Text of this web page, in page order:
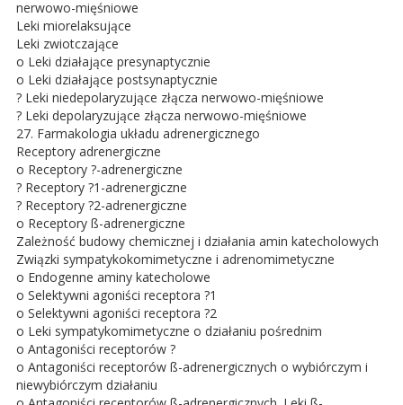
nerwowo-mięśniowe
Leki miorelaksujące
Leki zwiotczające
o Leki działające presynaptycznie
o Leki działające postsynaptycznie
? Leki niedepolaryzujące złącza nerwowo-mięśniowe
? Leki depolaryzujące złącza nerwowo-mięśniowe
27. Farmakologia układu adrenergicznego
Receptory adrenergiczne
o Receptory ?-adrenergiczne
? Receptory ?1-adrenergiczne
? Receptory ?2-adrenergiczne
o Receptory ß-adrenergiczne
Zależność budowy chemicznej i działania amin katecholowych
Związki sympatykokomimetyczne i adrenomimetyczne
o Endogenne aminy katecholowe
o Selektywni agoniści receptora ?1
o Selektywni agoniści receptora ?2
o Leki sympatykomimetyczne o działaniu pośrednim
o Antagoniści receptorów ?
o Antagoniści receptorów ß-adrenergicznych o wybiórczym i
niewybiórczym działaniu